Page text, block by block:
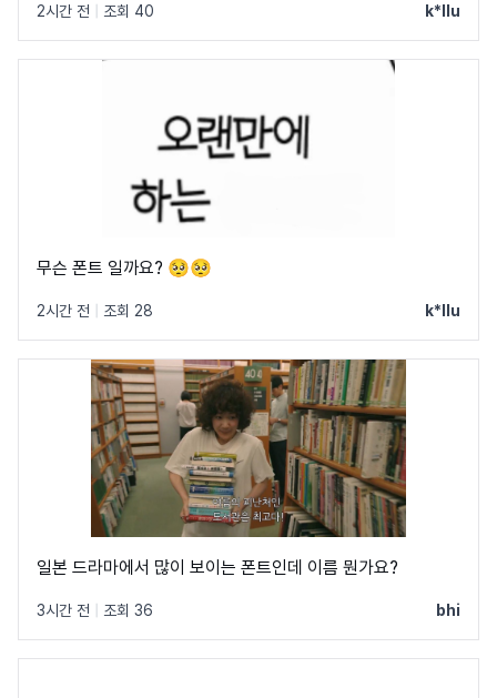
2시간 전 조회 40 k*llu
무슨 폰트 일까요? 🥺🥺
2시간 전 조회 28 k*llu
일본 드라마에서 많이 보이는 폰트인데 이름 뭔가요?
3시간 전 조회 36 bhi